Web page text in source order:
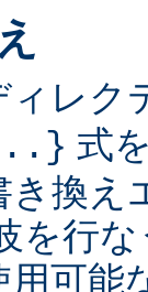
ィレク
式
き換え
を行
用可能